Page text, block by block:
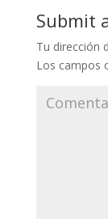
Submit
Tu dirección
Los campos